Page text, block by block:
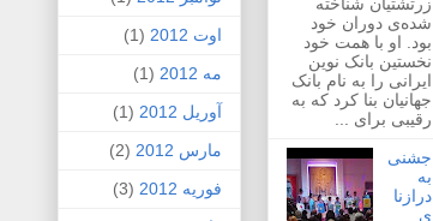
شده‌ی دوران خود
بود. او با همت خود
نخستین بانک نوین
ایرانی را به نام بانک
جهانیان بنا کرد که به
رقیبی برای ...
جشنی
به
درازنا
ی
اوت 2012
(1)
مه 2012
(1)
آوریل 2012
(1)
مارس 2012
(2)
فوریه 2012
(3)